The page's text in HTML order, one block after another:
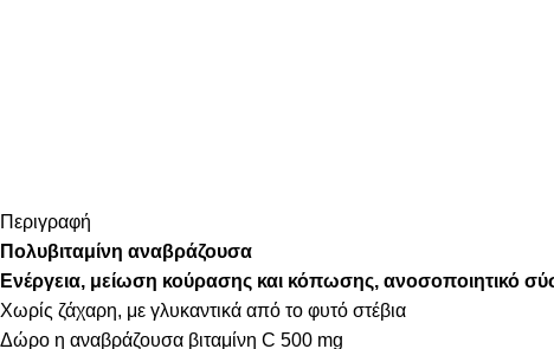
Περιγραφή
Πολυβιταμίνη αναβράζουσα
Ενέργεια, μείωση κούρασης και κόπωσης, ανοσοποιητικό
Χωρίς ζάχαρη, με γλυκαντικά από το φυτό στέβια
Δώρο η αναβράζουσα βιταμίνη C 500 mg